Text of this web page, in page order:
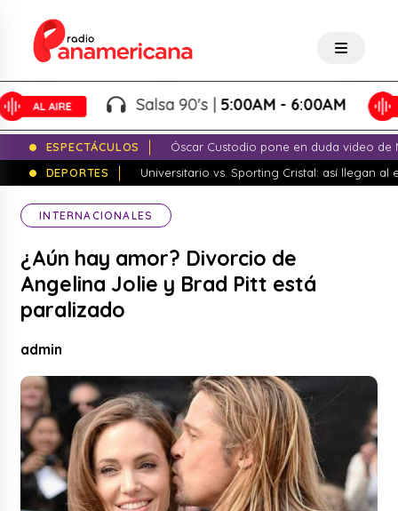
Salsa 90's |5:00AM - 6:00AM
ESPECTÁCULOS
Óscar Custodio pone en duda video de
DEPORTES
Universitario vs. Sporting Cristal: así llegan al
INTERNACIONALES
¿Aún hay amor? Divorcio de
Angelina Jolie y Brad Pitt está
paralizado
admin